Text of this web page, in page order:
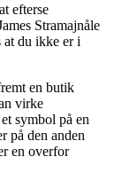
efterse
Stramajnåle
at du ikke er i
en butik
virke
symbol på en
på den anden
en overfor